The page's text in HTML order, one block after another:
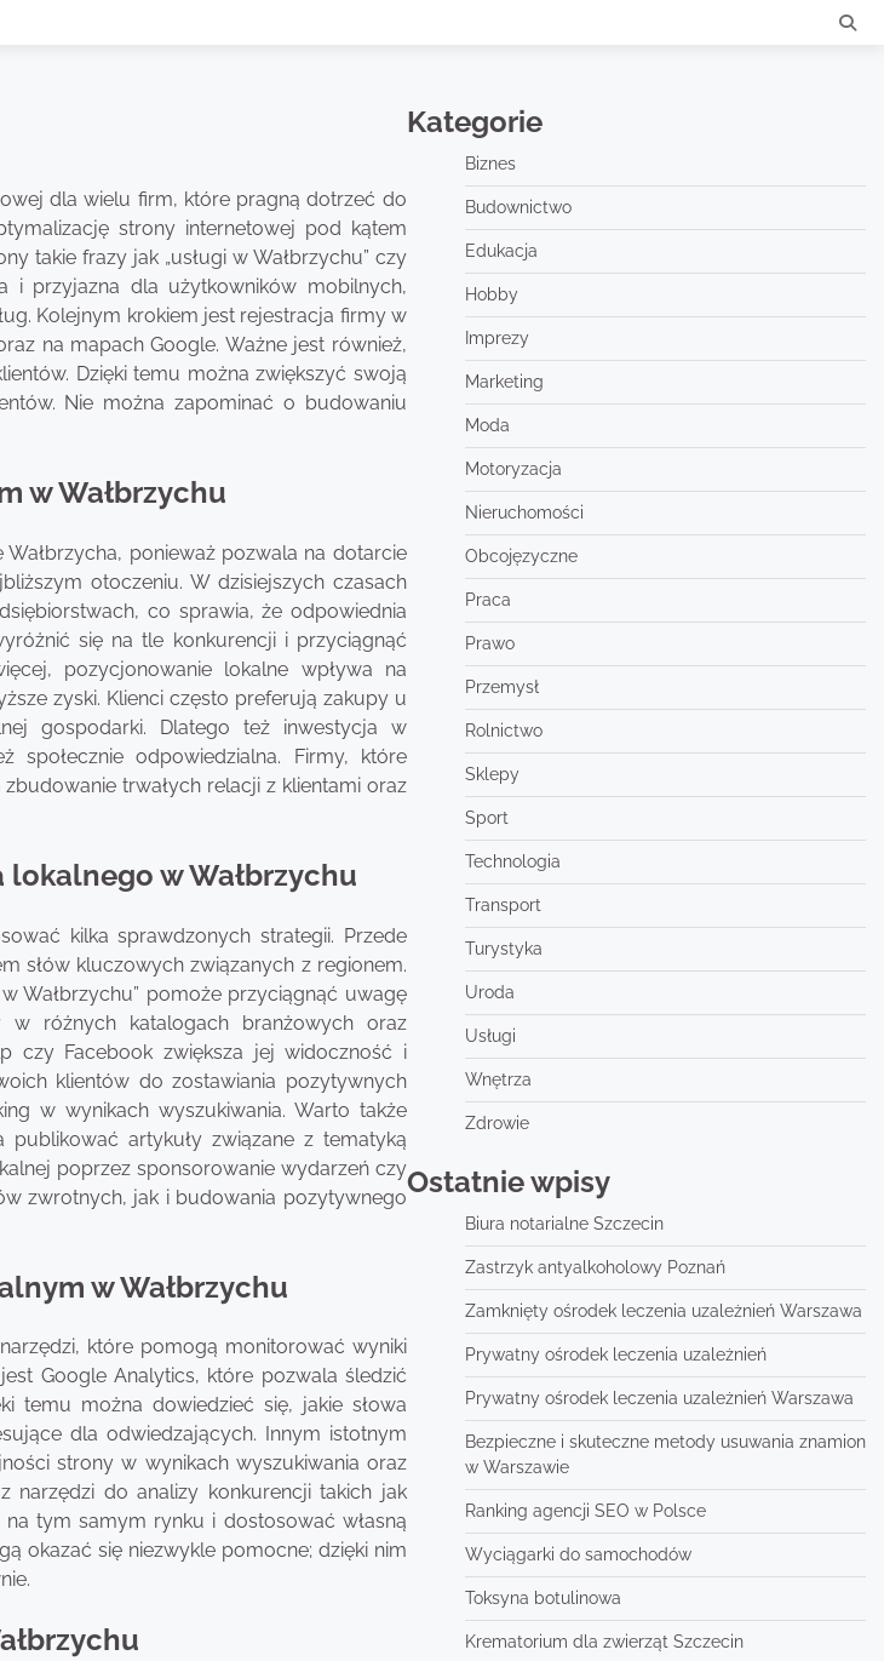
dla wielu firm, które pragną dotrzeć do
strony internetowej pod kątem
takie frazy jak „usługi w Wałbrzychu” czy
i przyjazna dla użytkowników mobilnych,
Kolejnym krokiem jest rejestracja firmy w
na mapach Google. Ważne jest również,
Dzięki temu można zwiększyć swoją
Nie można zapominać o budowaniu
w Wałbrzychu
ponieważ pozwala na dotarcie
otoczeniu. W dzisiejszych czasach
co sprawia, że odpowiednia
się na tle konkurencji i przyciągnąć
pozycjonowanie lokalne wpływa na
zyski. Klienci często preferują zakupy u
gospodarki. Dlatego też inwestycja w
odpowiedzialna. Firmy, które
trwałych relacji z klientami oraz
w Wałbrzychu
kilka sprawdzonych strategii. Przede
słów kluczowych związanych z regionem.
Wałbrzychu” pomoże przyciągnąć uwagę
w różnych katalogach branżowych oraz
czy Facebook zwiększa jej widoczność i
klientów do zostawiania pozytywnych
w wynikach wyszukiwania. Warto także
artykuły związane z tematyką
poprzez sponsorowanie wydarzeń czy
zwrotnych, jak i budowania pozytywnego
w Wałbrzychu
które pomogą monitorować wyniki
Google Analytics, które pozwala śledzić
temu można dowiedzieć się, jakie słowa
dla odwiedzających. Innym istotnym
strony w wynikach wyszukiwania oraz
narzędzi do analizy konkurencji takich jak
tym samym rynku i dostosować własną
okazać się niezwykle pomocne; dzięki nim
Kategorie
Biznes
Budownictwo
Edukacja
Hobby
Imprezy
Marketing
Moda
Motoryzacja
Nieruchomości
Obcojęzyczne
Praca
Prawo
Przemysł
Rolnictwo
Sklepy
Sport
Technologia
Transport
Turystyka
Uroda
Usługi
Wnętrza
Zdrowie
Ostatnie wpisy
Biura notarialne Szczecin
Zastrzyk antyalkoholowy Poznań
Zamknięty ośrodek leczenia uzależnień Warszawa
Prywatny ośrodek leczenia uzależnień
Prywatny ośrodek leczenia uzależnień Warszawa
Bezpieczne i skuteczne metody usuwania znamion
w Warszawie
Ranking agencji SEO w Polsce
Wyciągarki do samochodów
Toksyna botulinowa
Krematorium dla zwierząt Szczecin